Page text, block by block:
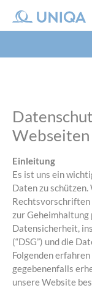
Webseiten
Einleitung
Es ist uns ein
Daten zu schützen.
Rechtsvorschriften
zur Geheimhaltung
Datensicherheit,
(“DSG”) und die
Folgenden
gegebenenfalls
unsere Website